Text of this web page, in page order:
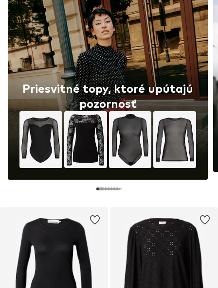
Priesvitné topy, ktoré upútajú
pozornosť